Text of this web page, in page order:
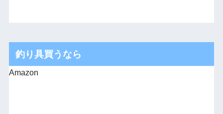
釣り具買うなら
Amazon